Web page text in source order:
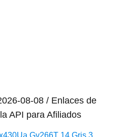
08-08 / Enlaces de
API para Afiliados